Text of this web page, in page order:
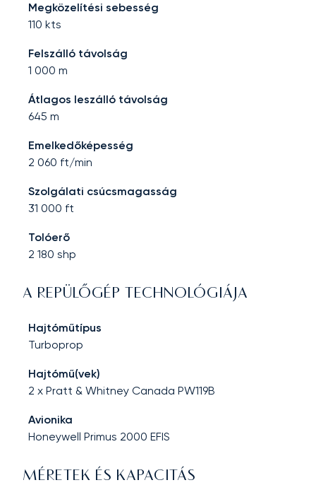
Megközelítési sebesség
110 kts
Felszálló távolság
1 000 m
Átlagos leszálló távolság
645 m
Emelkedőképesség
2 060 ft/min
Szolgálati csúcsmagasság
31 000 ft
Tolóerő
2 180 shp
A REPÜLŐGÉP TECHNOLÓGIÁJA
Hajtóműtípus
Turboprop
Hajtómű(vek)
2 x Pratt & Whitney Canada PW119B
Avionika
Honeywell Primus 2000 EFIS
MÉRETEK ÉS KAPACITÁS